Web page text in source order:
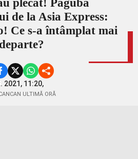
plecat! Paguba
de la Asia Express:
Ce s-a întâmplat mai
departe?
2021, 11:20,
ULTIMĂ ORĂ